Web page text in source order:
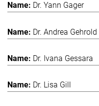
Dr. Yann Gager
Dr. Andrea Gehrold
Dr. Ivana Gessara
Dr. Lisa Gill